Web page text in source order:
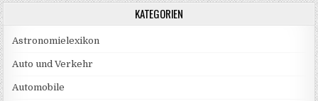
KATEGORIEN
Astronomielexikon
Auto und Verkehr
Automobile